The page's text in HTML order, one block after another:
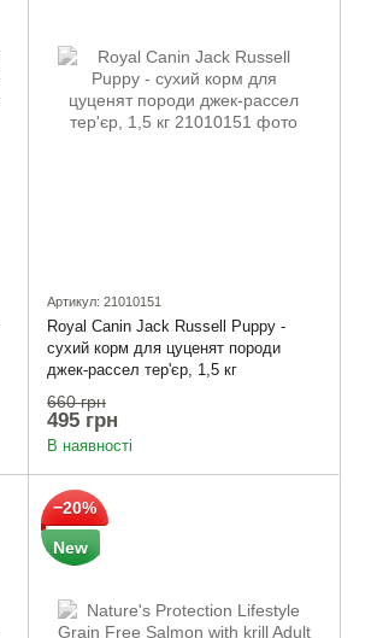
Артикул: 21010151
Royal Canin Jack Russell Puppy -
сухий корм для цуценят породи
джек-рассел тер'єр, 1,5 кг
660 грн
495 грн
В наявності
−20%
New